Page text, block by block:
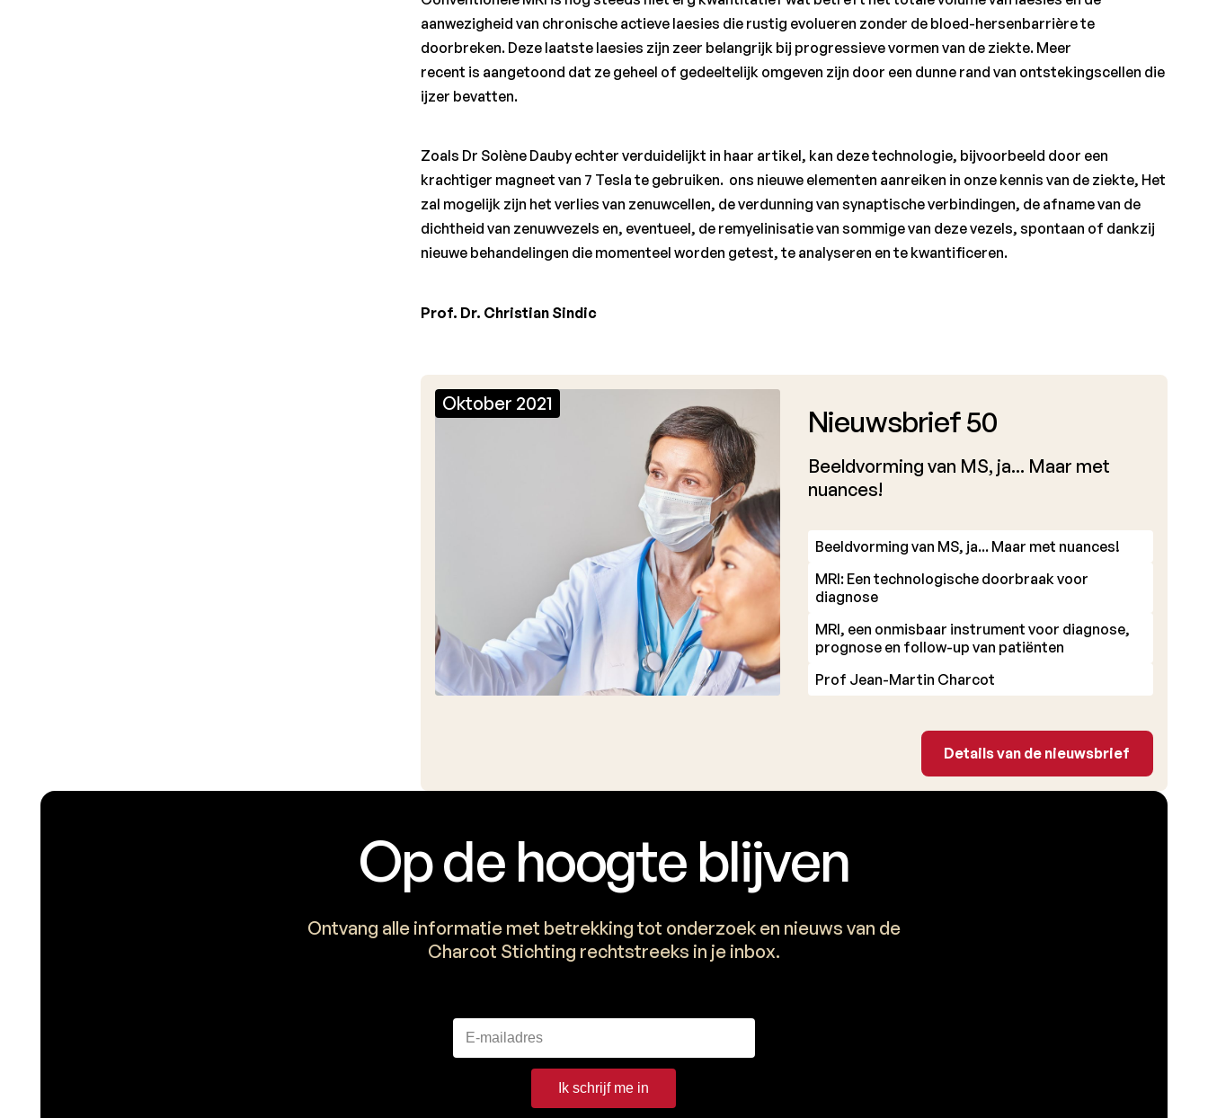
aanwezigheid van chronische actieve laesies die rustig evolueren zonder de bloed-hersenbarrière te
doorbreken. Deze laatste laesies zijn zeer belangrijk bij progressieve vormen van de ziekte. Meer
recent is aangetoond dat ze geheel of gedeeltelijk omgeven zijn door een dunne rand van ontstekingscellen die
ijzer bevatten.
Zoals Dr Solène Dauby echter verduidelijkt in haar artikel, kan deze technologie, bijvoorbeeld door een
krachtiger magneet van 7 Tesla te gebruiken. ons nieuwe elementen aanreiken in onze kennis van de ziekte, Het
zal mogelijk zijn het verlies van zenuwcellen, de verdunning van synaptische verbindingen, de afname van de
dichtheid van zenuwvezels en, eventueel, de remyelinisatie van sommige van deze vezels, spontaan of dankzij
nieuwe behandelingen die momenteel worden getest, te analyseren en te kwantificeren.
Prof. Dr. Christian Sindic
Oktober 2021
Nieuwsbrief 50
Beeldvorming van MS, ja... Maar met
nuances!
Beeldvorming van MS, ja... Maar met nuances!
MRI: Een technologische doorbraak voor
diagnose
MRI, een onmisbaar instrument voor diagnose,
prognose en follow-up van patiënten
Prof Jean-Martin Charcot
Details van de
Details van de nieuwsbrief
Op de hoogte blijven
Ontvang alle informatie met betrekking tot onderzoek en nieuws van de
Charcot Stichting rechtstreeks in je inbox.
Ik schrijf me in